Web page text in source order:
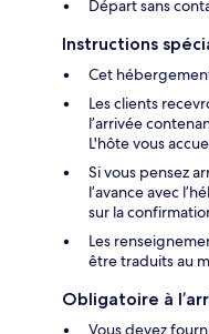
Départ sans
Instructions
Cet
Les clients
l’arrivée
L'hôte vous
Si vous pensez
l’avance avec
sur la
Les
être traduits au
Obligatoire à
Vous devez